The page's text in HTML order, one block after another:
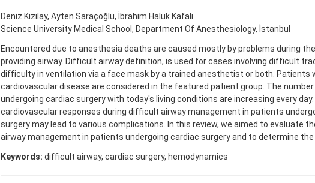
Deniz Kızılay, Ayten Saraçoğlu, İbrahim Haluk Kafalı
Science University Medical School, Department Of Anesthesiology, İstanbul
Encountered due to anesthesia deaths are caused mostly by problems during
providing airway. Difficult airway definition, is used for cases involving difficult
difficulty in ventilation via a face mask by a trained anesthetist or both. Patients
cardiovascular disease are considered in the featured patient group. The
undergoing cardiac surgery with today's living conditions are increasing every
cardiovascular responses during difficult airway management in patients
surgery may lead to various complications. In this review, we aimed to evaluate
airway management in patients undergoing cardiac surgery and to determine
Keywords: difficult airway, cardiac surgery, hemodynamics